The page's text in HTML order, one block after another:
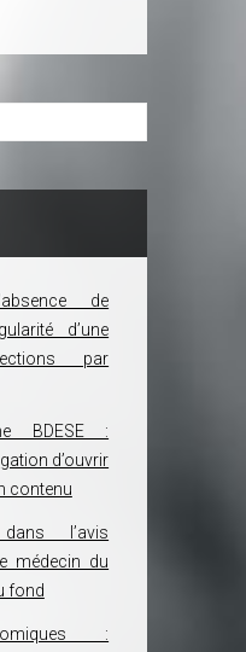
de
d’une
par
BDESE :
d’ouvrir
contenu
l’avis
médecin du
fond
: